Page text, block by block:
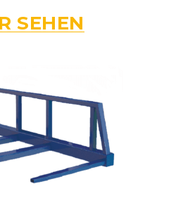
SEHEN